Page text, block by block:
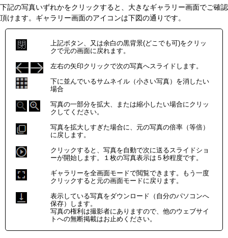
下記の写真いずれかをクリックすると、大きなギャラリー画面でご確認
頂けます。ギャラリー画面のアイコンは下図の通りです。
上記ボタン、又は余白の黒背景(どこでも可)をクリッ
クで元の画面に戻れます。
左右の矢印クリックで次の写真へスライドします。
下に並んでいるサムネイル（小さい写真）を消したい
場合
写真の一部分を拡大、または縮小したい場合にクリッ
クしてください。
写真を拡大しすぎた場合に、元の写真の倍率（等倍）
に戻します。
クリックすると、写真を自動で次に送るスライドショ
ーが開始します。１枚の写真表示は５秒程度です。
ギャラリーを全画面モードで閲覧できます。もう一度
クリックすると元の画面モードに戻ります。
表示している写真をダウンロード（自分のパソコンへ
保存）します。
写真の権利は撮影者にありますので、他のウェブサイ
トへの無断掲載はお止めください。